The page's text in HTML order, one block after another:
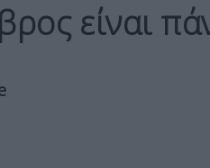
είναι